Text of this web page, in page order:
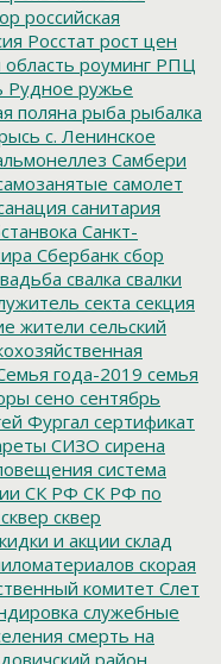
российская
Росстат рост цен
область роуминг РПЦ
Рудное ружье
поляна рыба рыбалка
с. Ленинское
Самбери
самолет
санитария
Санкт-
Сбербанк сбор
свалка свалки
секта секция
жители сельский
года-2019 семья
сено сентябрь
Фургал сертификат
СИЗО сирена
система
СК РФ СК РФ по
сквер сквер
и акции склад
скорая
комитет Слет
служебные
смерть на
район